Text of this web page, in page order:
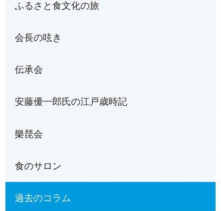
ふるさと食文化の旅
会長の呟き
伝承会
安藤優一郎氏の江戸歳時記
樂琵会
食のサロン
過去のコラム